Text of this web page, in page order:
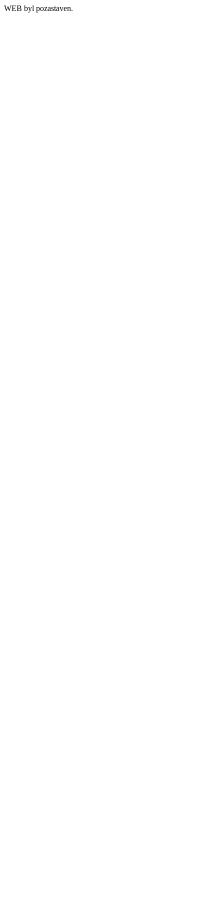
WEB byl pozastaven.